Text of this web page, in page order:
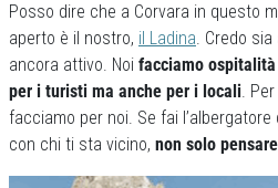
Posso dire che a Corvara in questo
aperto è il nostro, il Ladina. Credo
ancora attivo. Noi facciamo
per i turisti ma anche per i locali.
facciamo per noi. Se fai
con chi ti sta vicino, non solo